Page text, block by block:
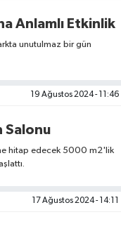
Anlamlı Etkinlik
unutulmaz bir gün
19 Ağustos 2024 - 11:46
m2'lik Düğün Salonu
hitap edecek 5000 m2'lik
17 Ağustos 2024 - 14:11